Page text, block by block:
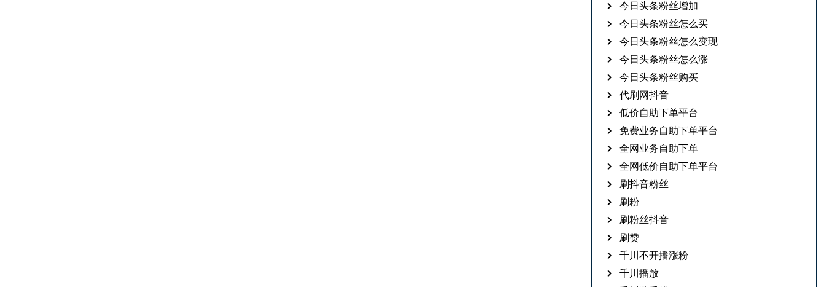
今日头条粉丝增加
今日头条粉丝怎么买
今日头条粉丝怎么变现
今日头条粉丝怎么涨
今日头条粉丝购买
代刷网抖音
低价自助下单平台
免费业务自助下单平台
全网业务自助下单
全网低价自助下单平台
刷抖音粉丝
刷粉
刷粉丝抖音
刷赞
千川不开播涨粉
千川播放